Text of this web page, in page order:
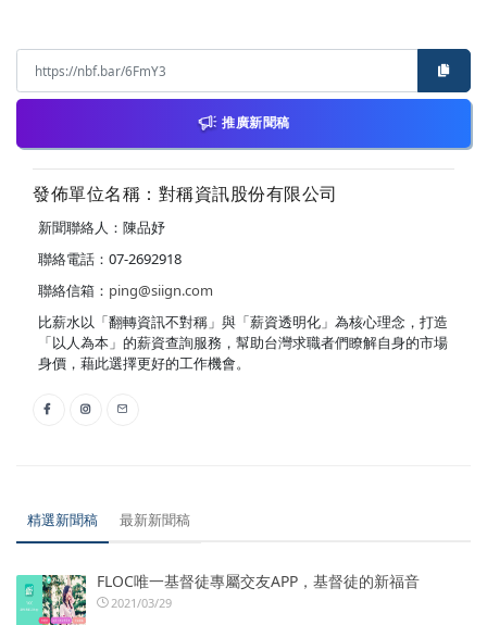
推廣新聞稿
發佈單位名稱：對稱資訊股份有限公司
新聞聯絡人：陳品妤
聯絡電話：07-2692918
聯絡信箱： ping@siign.com
比薪水以「翻轉資訊不對稱」與「薪資透明化」為核心理念，打造
「以人為本」的薪資查詢服務，幫助台灣求職者們瞭解自身的市場
身價，藉此選擇更好的工作機會。
精選新聞稿 最新新聞稿
FLOC唯一基督徒專屬交友APP，基督徒的新福音
2021/03/29